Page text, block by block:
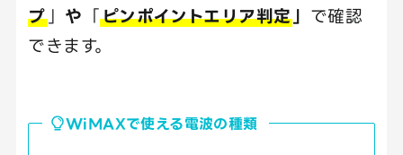
プ」 や 「ピンポイントエリア判定 」 で確認
できます。
WiMAXで使える電波の種類